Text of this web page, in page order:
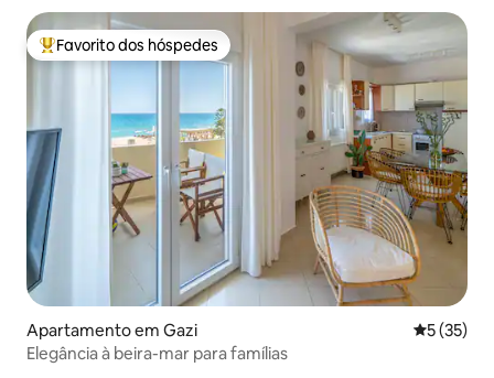
Favoritos dos hóspedes mais apreciados
Favorito dos hóspedes
Apartamento em Gazi
5 (35)
Elegância à beira-mar para famílias